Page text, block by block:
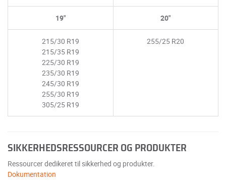
19"
215/30 R19
215/35 R19
225/30 R19
235/30 R19
245/30 R19
255/30 R19
305/25 R19
20"
255/25 R20
SIKKERHEDSRESSOURCER OG PRODUKTER
Ressourcer dedikeret til sikkerhed og produkter.
Dokumentation